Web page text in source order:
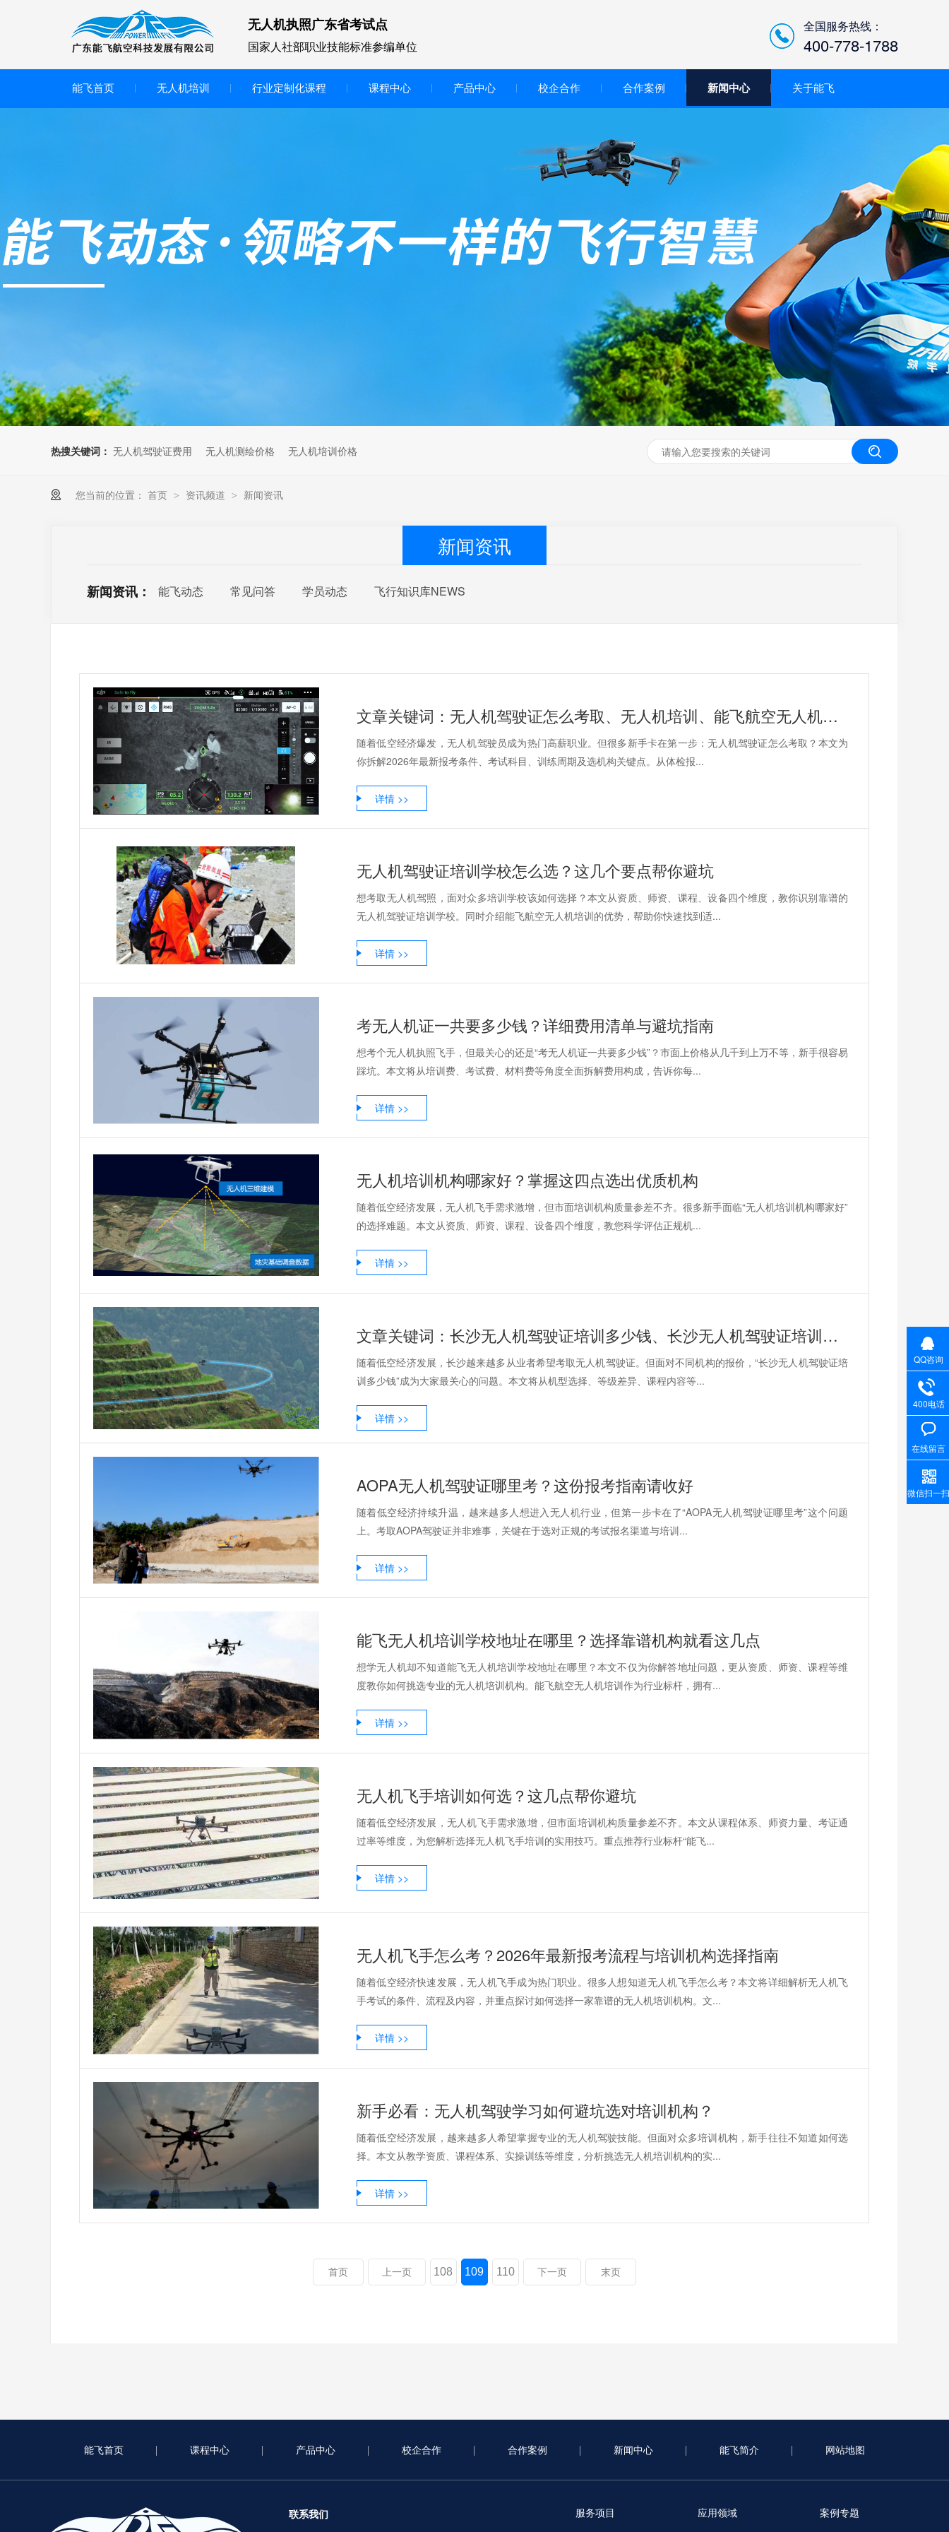
无人机执照广东省考试点
国家人社部职业技能标准参编单位
全国服务热线：
400-778-1788
能飞首页 无人机培训 行业定制化课程 课程中心 产品中心
智慧交互显示大屏
无人机基础飞行模拟仿真教学
装
无人机考培基地工具
无人机考试评测系统
多旋翼无人机组装专用配件套
垂直起降固定翼装调实训教学
无人机套装
无人机工程创新实训
校企合作 合作案例 新闻中心 关于能飞
热搜关键词： 无人机驾驶证费用 无人机测绘价格 无人机培训价格
您当前的位置： 首页 > 资讯频道 > 新闻资讯
新闻资讯
新闻资讯： 能飞动态 常见问答 学员动态 飞行知识库NEWS
文章关键词：无人机驾驶证怎么考取、无人机培训、能飞航空无人机培训、无人机执照考试
随着低空经济爆发，无人机驾驶员成为热门高薪职业。但很多新手卡在第一步：无人机驾驶证怎么考取？本文为
你拆解2026年最新报考条件、考试科目、训练周期及选机构关键点。从体检报...
详情 >>
无人机驾驶证培训学校怎么选？这几个要点帮你避坑
想考取无人机驾照，面对众多培训学校该如何选择？本文从资质、师资、课程、设备四个维度，教你识别靠谱的
无人机驾驶证培训学校。同时介绍能飞航空无人机培训的优势，帮助你快速找到适...
详情 >>
考无人机证一共要多少钱？详细费用清单与避坑指南
想考个无人机执照飞手，但最关心的还是“考无人机证一共要多少钱”？市面上价格从几千到上万不等，新手很容易
踩坑。本文将从培训费、考试费、材料费等角度全面拆解费用构成，告诉你每...
详情 >>
无人机培训机构哪家好？掌握这四点选出优质机构
随着低空经济发展，无人机飞手需求激增，但市面培训机构质量参差不齐。很多新手面临“无人机培训机构哪家好”
的选择难题。本文从资质、师资、课程、设备四个维度，教您科学评估正规机...
详情 >>
文章关键词：长沙无人机驾驶证培训多少钱、长沙无人机驾驶证培训、无人机驾驶证培训价格、能飞航空无人机培训
随着低空经济发展，长沙越来越多从业者希望考取无人机驾驶证。但面对不同机构的报价，“长沙无人机驾驶证培
训多少钱”成为大家最关心的问题。本文将从机型选择、等级差异、课程内容等...
详情 >>
AOPA无人机驾驶证哪里考？这份报考指南请收好
随着低空经济持续升温，越来越多人想进入无人机行业，但第一步卡在了“AOPA无人机驾驶证哪里考”这个问题
上。考取AOPA驾驶证并非难事，关键在于选对正规的考试报名渠道与培训...
详情 >>
能飞无人机培训学校地址在哪里？选择靠谱机构就看这几点
想学无人机却不知道能飞无人机培训学校地址在哪里？本文不仅为你解答地址问题，更从资质、师资、课程等维
度教你如何挑选专业的无人机培训机构。能飞航空无人机培训作为行业标杆，拥有...
详情 >>
无人机飞手培训如何选？这几点帮你避坑
随着低空经济发展，无人机飞手需求激增，但市面培训机构质量参差不齐。本文从课程体系、师资力量、考证通
过率等维度，为您解析选择无人机飞手培训的实用技巧。重点推荐行业标杆“能飞...
详情 >>
无人机飞手怎么考？2026年最新报考流程与培训机构选择指南
随着低空经济快速发展，无人机飞手成为热门职业。很多人想知道无人机飞手怎么考？本文将详细解析无人机飞
手考试的条件、流程及内容，并重点探讨如何选择一家靠谱的无人机培训机构。文...
详情 >>
新手必看：无人机驾驶学习如何避坑选对培训机构？
随着低空经济发展，越来越多人希望掌握专业的无人机驾驶技能。但面对众多培训机构，新手往往不知道如何选
择。本文从教学资质、课程体系、实操训练等维度，分析挑选无人机培训机构的实...
详情 >>
首页 上一页 108 109 110 下一页 末页
能飞首页 课程中心 产品中心 校企合作 合作案例 新闻中心 能飞简介 网站地图
联系我们 服务项目 应用领域 案例专题
QQ咨询
400电话
在线留言
微信扫一扫